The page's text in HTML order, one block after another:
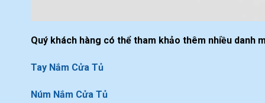
Quý khách hàng có thể tham khảo thêm nhiều danh
Tay Nắm Cửa Tủ
Núm Nắm Cửa Tủ